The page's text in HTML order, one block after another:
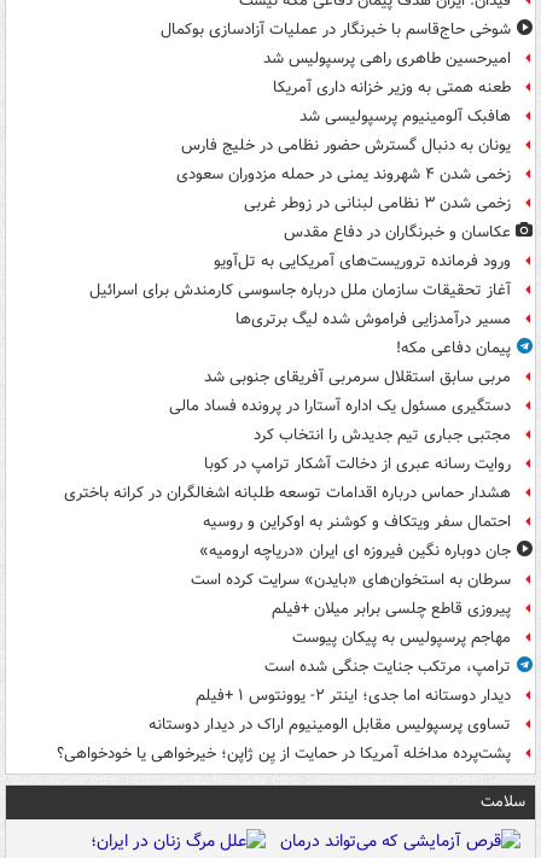
شوخی حاج‌قاسم با خبرنگار در عملیات آزادسازی بوکمال
امیرحسین طاهری راهی پرسپولیس شد
طعنه همتی به وزیر خزانه داری آمریکا
هافبک آلومینیوم پرسپولیسی شد
یونان به دنبال گسترش حضور نظامی در خلیج فارس
زخمی شدن ۴ شهروند یمنی در حمله مزدوران سعودی
زخمی شدن ۳ نظامی لبنانی در زوطر غربی
عکاسان و خبرنگاران در دفاع مقدس
ورود فرمانده تروریست‌های آمریکایی به تل‌آویو
آغاز تحقیقات سازمان ملل درباره جاسوسی کارمندش برای اسرائیل
مسیر درآمدزایی فراموش شده لیگ برتری‌ها
پیمان دفاعی مکه!
مربی سابق استقلال سرمربی آفریقای جنوبی شد
دستگیری مسئول یک اداره آستارا در پرونده فساد مالی
مجتبی جباری تیم جدیدش را انتخاب کرد
روایت رسانه عبری از دخالت آشکار ترامپ در کوبا
هشدار حماس درباره اقدامات توسعه طلبانه اشغالگران در کرانه باختری
احتمال سفر ویتکاف و کوشنر به اوکراین و روسیه
جان دوباره نگین فیروزه ای ایران «دریاچه ارومیه»
سرطان به استخوان‌های «بایدن» سرایت کرده است
پیروزی قاطع چلسی برابر میلان +فیلم
مهاجم پرسپولیس به پیکان پیوست
ترامپ، مرتکب جنایت جنگی شده است
دیدار دوستانه اما جدی؛ اینتر ۲- یوونتوس ۱ +فیلم
تساوی پرسپولیس مقابل الومینیوم اراک در دیدار دوستانه
پشت‌پرده مداخله آمریکا در حمایت از یِن ژاپن؛ خیرخواهی یا خودخواهی؟
سلامت